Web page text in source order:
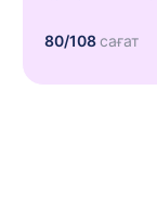
80/108сағат